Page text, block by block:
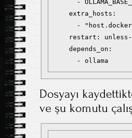
-
    extra_hosts:
-
restart:
    depends_on:
      - ollama
Dosyayı
ve şu komutu